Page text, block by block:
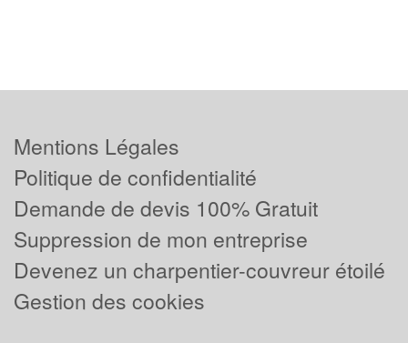
Mentions Légales
Politique de confidentialité
Demande de devis 100% Gratuit
Suppression de mon entreprise
Devenez un charpentier-couvreur étoilé
Gestion des cookies